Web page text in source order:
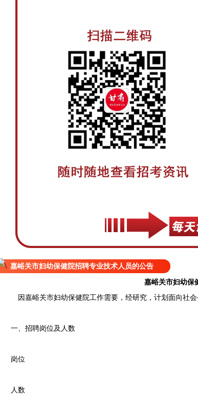
嘉峪关市妇幼保健院招聘专业技术人员的公告
嘉峪关市妇幼保
因嘉峪关市妇幼保健院工作需要，经研究，计划面向社会
一、招聘岗位及人数
岗位
人数